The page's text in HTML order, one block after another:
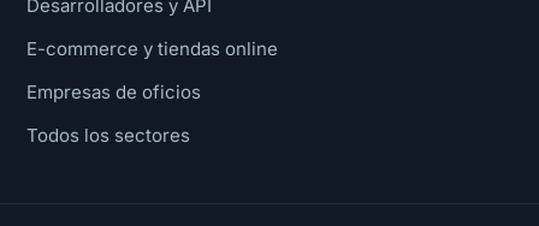
Desarrolladores y API
E-commerce y tiendas online
Empresas de oficios
Todos los sectores